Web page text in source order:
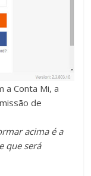
a Conta Mi, a
de
acima é a
que será